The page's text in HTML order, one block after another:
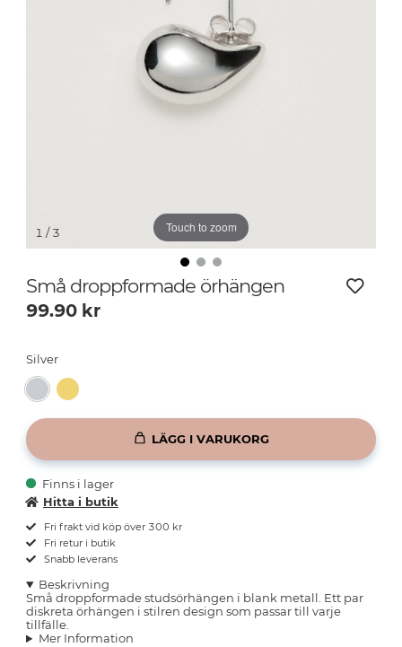
Touch to zoom
1 / 3
Små droppformade örhängen
99.90 kr
Silver
LÄGG I VARUKORG
Finns i lager
Hitta i butik
Fri frakt vid köp över 300 kr
Fri retur i butik
Snabb leverans
Beskrivning
Små droppformade studsörhängen i blank metall. Ett par
diskreta örhängen i stilren design som passar till varje
tillfälle.
Mer Information